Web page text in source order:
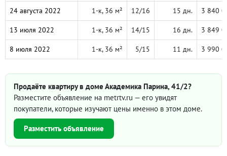
24 августа 2022 1-к, 36 м² 12/16 15 дн. 3 840
13 июля 2022 1-к, 36 м² 14/15 16 дн. 3 849
8 июля 2022 1-к, 36 м² 5/15 11 дн. 3 990
Продаёте квартиру в доме Академика Парина, 41/2?
Разместите объявление на metrtv.ru — его увидят
покупатели, которые изучают цены именно в этом доме.
Разместить объявление